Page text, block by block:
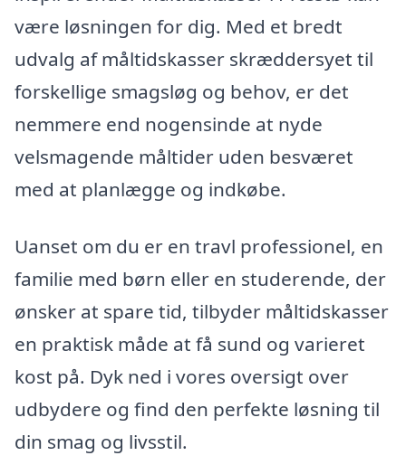
være løsningen for dig. Med et bredt
udvalg af måltidskasser skræddersyet til
forskellige smagsløg og behov, er det
nemmere end nogensinde at nyde
velsmagende måltider uden besværet
med at planlægge og indkøbe.
Uanset om du er en travl professionel, en
familie med børn eller en studerende, der
ønsker at spare tid, tilbyder måltidskasser
en praktisk måde at få sund og varieret
kost på. Dyk ned i vores oversigt over
udbydere og find den perfekte løsning til
din smag og livsstil.